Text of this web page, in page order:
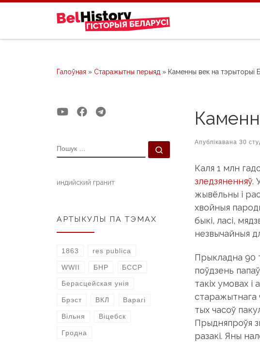
Skip to content
Галоўная » Старажытны перыяд » Каменны век на тэрыторыі
Апублікавана 30
Каля 1 млн
зледзяненняў.
жывёльны і
хвойныя
быкі, ласі,
незвычайныя
Прыкладна 90
поўдзень
такіх умовах
старажытнага
тых часоў
Прыдняпроўя
разакі. Яны
ПОШУК
индийский гранит
АРТЫКУЛЫ ПА ТЭМАХ
1863 res publica
WWII БНР БССР
Берасцейская унія
Брэст ВКЛ Варагі
Вільня Віцебск
Гродна